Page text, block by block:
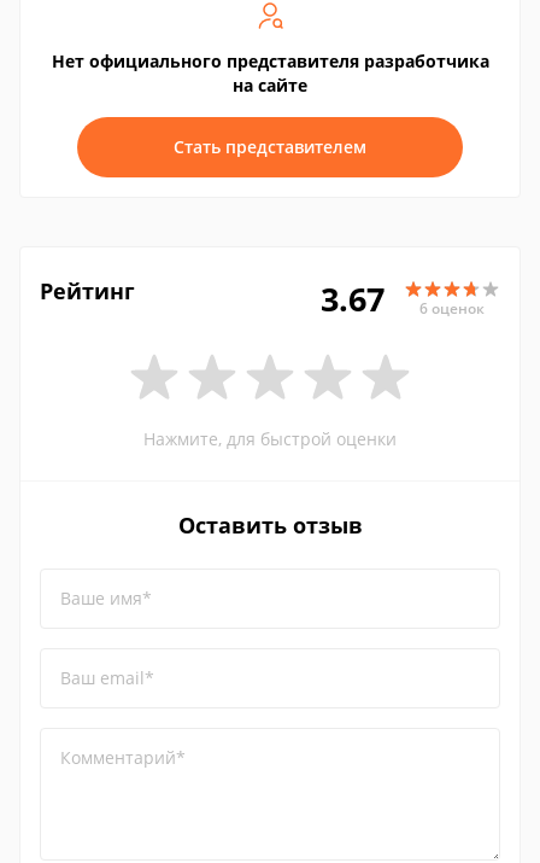
Нет официального представителя разработчика
на сайте
Стать представителем
Рейтинг 3.67 6 оценок
Нажмите, для быстрой оценки
Оставить отзыв
Ваше имя*
Ваш email*
Комментарий*